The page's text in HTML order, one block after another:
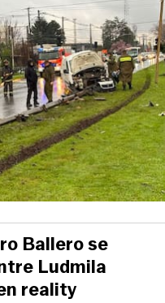
Ballero se
Ludmila
reality